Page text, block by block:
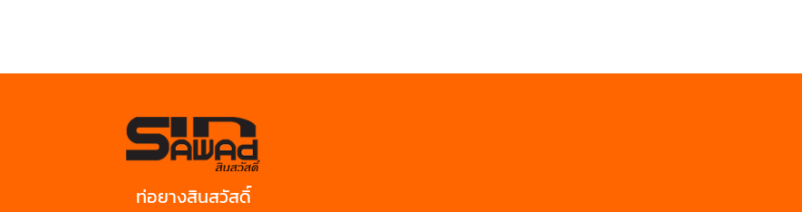
ท่อยางสินสวัสดิ์